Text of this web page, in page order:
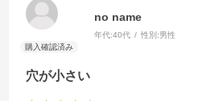
穴が小さい
no name
年代:40代 性別:男性